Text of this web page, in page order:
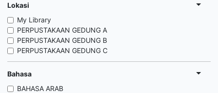
Lokasi
My Library
PERPUSTAKAAN GEDUNG A
PERPUSTAKAAN GEDUNG B
PERPUSTAKAAN GEDUNG C
Bahasa
BAHASA ARAB